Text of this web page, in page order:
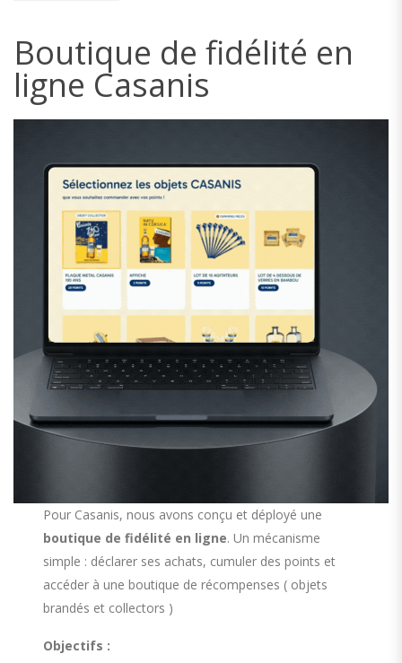
Boutique de fidélité en
ligne Casanis
Pour Casanis, nous avons conçu et déployé une
boutique de fidélité en ligne. Un mécanisme
simple : déclarer ses achats, cumuler des points et
accéder à une boutique de récompenses ( objets
brandés et collectors )
Objectifs :